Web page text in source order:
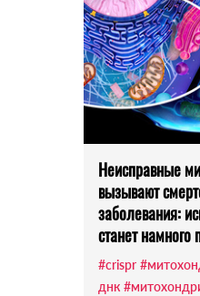
Неисправные
вызывают
заболевания:
станет намного
#crispr
днк